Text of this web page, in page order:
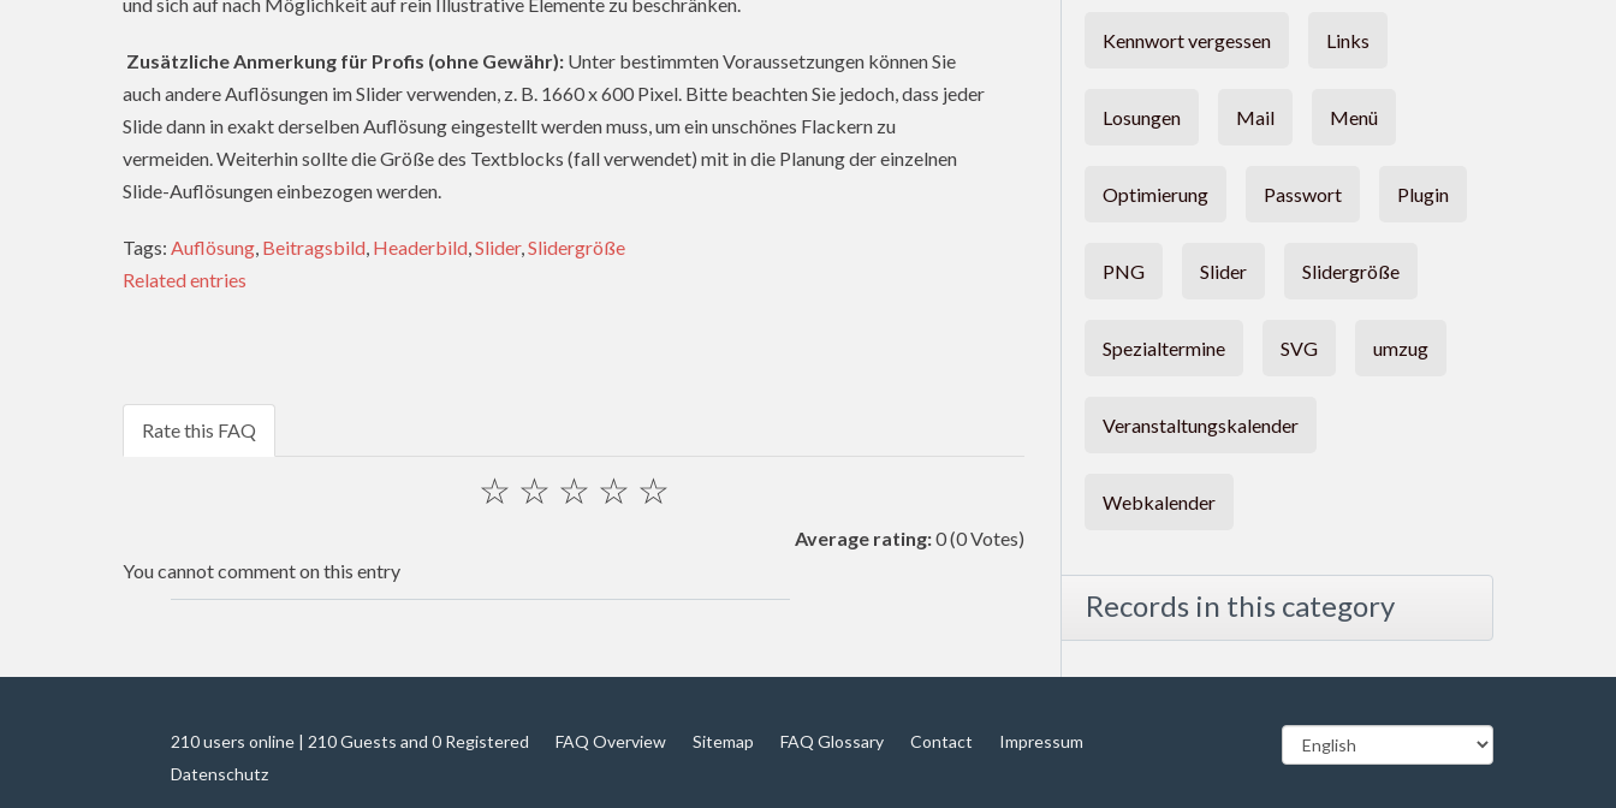
und sich auf nach Möglichkeit auf rein Illustrative Elemente zu beschränken.
Zusätzliche Anmerkung für Profis (ohne Gewähr): Unter bestimmten Voraussetzungen können Sie
auch andere Auflösungen im Slider verwenden, z. B. 1660 x 600 Pixel. Bitte beachten Sie jedoch, dass jeder
Slide dann in exakt derselben Auflösung eingestellt werden muss, um ein unschönes Flackern zu
vermeiden. Weiterhin sollte die Größe des Textblocks (fall verwendet) mit in die Planung der einzelnen
Slide-Auflösungen einbezogen werden.
Tags: Auflösung, Beitragsbild, Headerbild,Slider,Slidergröße
Related entries
Rate this FAQ
☆
☆
☆
☆
☆
Average rating:0(0 Votes)
You cannot comment on this entry
Kennwort vergessen Links
Losungen Mail Menü
Optimierung Passwort Plugin
PNG Slider Slidergröße
Spezialtermine SVG umzug
Veranstaltungskalender
Webkalender
Records in this category
210 users online | 210 Guests and 0 Registered FAQ Overview Sitemap FAQ Glossary Contact
Impressum
Datenschutz